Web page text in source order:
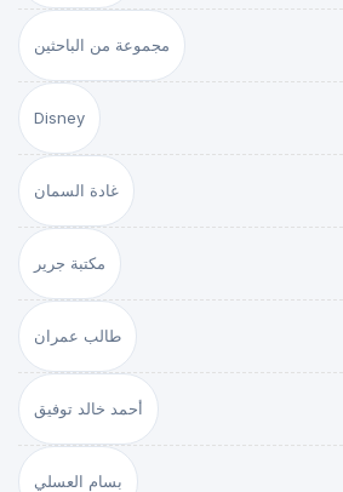
مجموعة من الباحثين
Disney
غادة السمان
مكتبة جرير
طالب عمران
أحمد خالد توفيق
بسام العسلي